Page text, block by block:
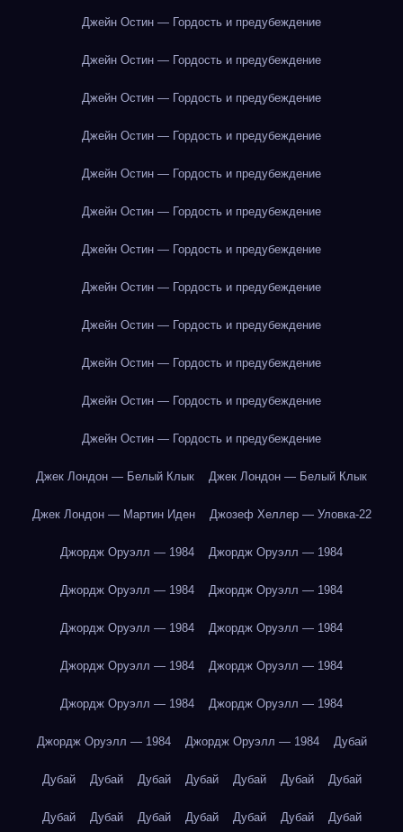
Джейн Остин — Гордость и предубеждение
Джейн Остин — Гордость и предубеждение
Джейн Остин — Гордость и предубеждение
Джейн Остин — Гордость и предубеждение
Джейн Остин — Гордость и предубеждение
Джейн Остин — Гордость и предубеждение
Джейн Остин — Гордость и предубеждение
Джейн Остин — Гордость и предубеждение
Джейн Остин — Гордость и предубеждение
Джейн Остин — Гордость и предубеждение
Джейн Остин — Гордость и предубеждение
Джейн Остин — Гордость и предубеждение
Джек Лондон — Белый Клык Джек Лондон — Белый Клык
Джек Лондон — Мартин Иден Джозеф Хеллер — Уловка-22
Джордж Оруэлл — 1984 Джордж Оруэлл — 1984
Джордж Оруэлл — 1984 Джордж Оруэлл — 1984
Джордж Оруэлл — 1984 Джордж Оруэлл — 1984
Джордж Оруэлл — 1984 Джордж Оруэлл — 1984
Джордж Оруэлл — 1984 Джордж Оруэлл — 1984
Джордж Оруэлл — 1984 Джордж Оруэлл — 1984 Дубай
Дубай Дубай Дубай Дубай Дубай Дубай Дубай
Дубай Дубай Дубай Дубай Дубай Дубай Дубай